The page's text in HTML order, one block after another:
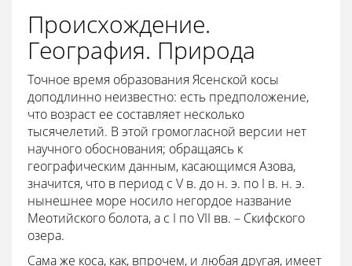
Происхождение.
География. Природа
Точное время образования Ясенской косы
доподлинно неизвестно: есть предположение,
что возраст ее составляет несколько
тысячелетий. В этой громогласной версии нет
научного обоснования; обращаясь к
географическим данным, касающимся Азова,
значится, что в период с V в. до н. э. по I в. н. э.
нынешнее море носило негордое название
Меотийского болота, а с I по VII вв. – Скифского
озера.
Сама же коса, как, впрочем, и любая другая, имеет